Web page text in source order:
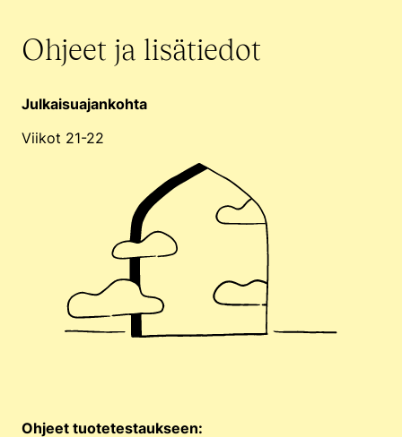
Ohjeet ja lisätiedot
Julkaisuajankohta
Viikot 21-22
Ohjeet tuotetestaukseen: